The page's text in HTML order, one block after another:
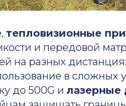
, тепловизионные
и передовой
на разных
в сложных
до 500G и лазерные